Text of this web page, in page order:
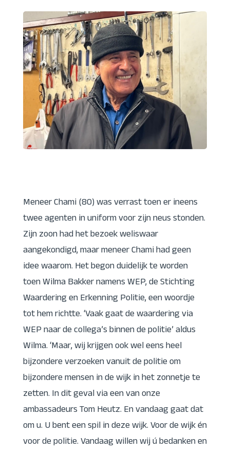
Meneer Chami (80) was verrast toen er ineens
twee agenten in uniform voor zijn neus stonden.
Zijn zoon had het bezoek weliswaar
aangekondigd, maar meneer Chami had geen
idee waarom. Het begon duidelijk te worden
toen Wilma Bakker namens WEP, de Stichting
Waardering en Erkenning Politie, een woordje
tot hem richtte. ‘Vaak gaat de waardering via
WEP naar de collega’s binnen de politie’ aldus
Wilma. ‘Maar, wij krijgen ook wel eens heel
bijzondere verzoeken vanuit de politie om
bijzondere mensen in de wijk in het zonnetje te
zetten. In dit geval via een van onze
ambassadeurs Tom Heutz. En vandaag gaat dat
om u. U bent een spil in deze wijk. Voor de wijk én
voor de politie. Vandaag willen wij ú bedanken en